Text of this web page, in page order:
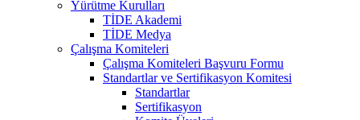
Yürütme Kurulları
TİDE Akademi
TİDE Medya
Çalışma Komiteleri
Çalışma Komiteleri Başvuru Formu
Standartlar ve Sertifikasyon Komitesi
Standartlar
Sertifikasyon